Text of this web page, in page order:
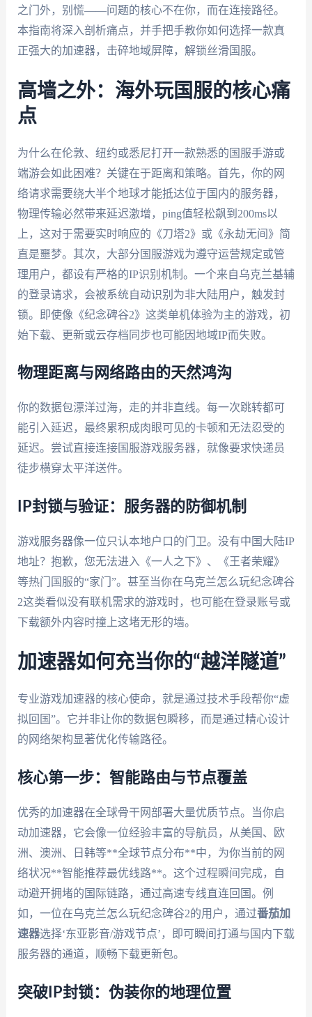
之门外，别慌——问题的核心不在你，而在连接路径。
本指南将深入剖析痛点，并手把手教你如何选择一款真
正强大的加速器，击碎地域屏障，解锁丝滑国服。
高墙之外：海外玩国服的核心痛
点
为什么在伦敦、纽约或悉尼打开一款熟悉的国服手游或
端游会如此困难？关键在于距离和策略。首先，你的网
络请求需要绕大半个地球才能抵达位于国内的服务器，
物理传输必然带来延迟激增，ping值轻松飙到200ms以
上，这对于需要实时响应的《刀塔2》或《永劫无间》简
直是噩梦。其次，大部分国服游戏为遵守运营规定或管
理用户，都设有严格的IP识别机制。一个来自乌克兰基辅
的登录请求，会被系统自动识别为非大陆用户，触发封
锁。即使像《纪念碑谷2》这类单机体验为主的游戏，初
始下载、更新或云存档同步也可能因地域IP而失败。
物理距离与网络路由的天然鸿沟
你的数据包漂洋过海，走的并非直线。每一次跳转都可
能引入延迟，最终累积成肉眼可见的卡顿和无法忍受的
延迟。尝试直接连接国服游戏服务器，就像要求快递员
徒步横穿太平洋送件。
IP封锁与验证：服务器的防御机制
游戏服务器像一位只认本地户口的门卫。没有中国大陆IP
地址？抱歉，您无法进入《一人之下》、《王者荣耀》
等热门国服的“家门”。甚至当你在乌克兰怎么玩纪念碑谷
2这类看似没有联机需求的游戏时，也可能在登录账号或
下载额外内容时撞上这堵无形的墙。
加速器如何充当你的“越洋隧道”
专业游戏加速器的核心使命，就是通过技术手段帮你“虚
拟回国”。它并非让你的数据包瞬移，而是通过精心设计
的网络架构显著优化传输路径。
核心第一步：智能路由与节点覆盖
优秀的加速器在全球骨干网部署大量优质节点。当你启
动加速器，它会像一位经验丰富的导航员，从美国、欧
洲、澳洲、日韩等**全球节点分布**中，为你当前的网
络状况**智能推荐最优线路**。这个过程瞬间完成，自
动避开拥堵的国际链路，通过高速专线直连回国。例
如，一位在乌克兰怎么玩纪念碑谷2的用户，通过番茄加
速器选择‘东亚影音/游戏节点’，即可瞬间打通与国内下载
服务器的通道，顺畅下载更新包。
突破IP封锁：伪装你的地理位置